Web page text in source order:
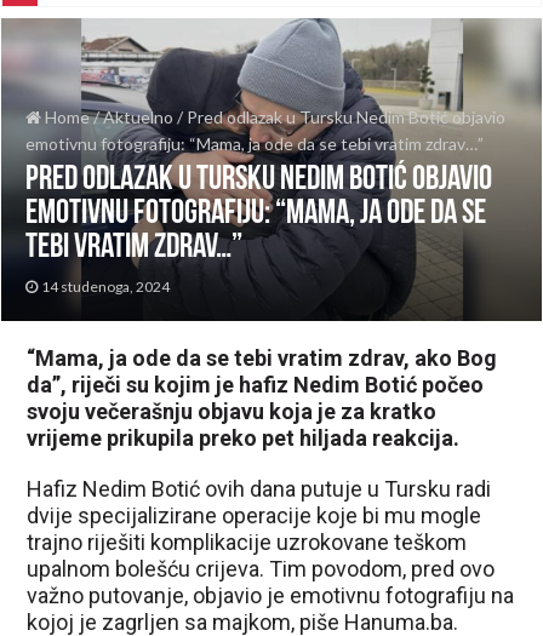
Home/Aktuelno / Pred odlazak u Tursku Nedim Botić objavio
emotivnu fotografiju: “Mama, ja ode da se tebi vratim zdrav…”
Pred odlazak u Tursku Nedim Botić objavio
emotivnu fotografiju: “Mama, ja ode da se
tebi vratim zdrav…”
14 studenoga, 2024
“Mama, ja ode da se tebi vratim zdrav, ako Bog
da”, riječi su kojim je hafiz Nedim Botić počeo
svoju večerašnju objavu koja je za kratko
vrijeme prikupila preko pet hiljada reakcija.
Hafiz Nedim Botić ovih dana putuje u Tursku radi
dvije specijalizirane operacije koje bi mu mogle
trajno riješiti komplikacije uzrokovane teškom
upalnom bolešću crijeva. Tim povodom, pred ovo
važno putovanje, objavio je emotivnu fotografiju na
kojoj je zagrljen sa majkom, piše Hanuma.ba.